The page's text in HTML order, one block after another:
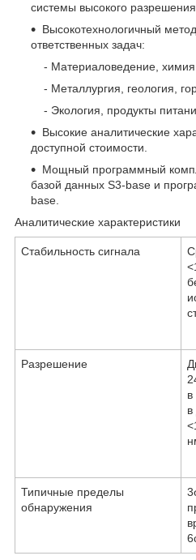
системы высокого
Высокотехнологичный
ответственных задач:
- Материаловедение, химия
- Металлургия, геология,
- Экология, продукты питания
Высокие аналитические
доступной стоимости.
Мощный программный
базой данных S3-base и
base.
Аналитические характеристики
Стабильность сигнала
Разрешение
Типичные пределы
обнаружения